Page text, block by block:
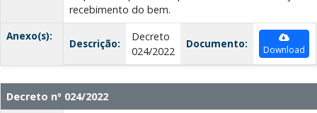
recebimento do bem.
Anexo(s):
Descrição:
Decreto
024/2022
Documento: Download
Decreto nº 024/2022